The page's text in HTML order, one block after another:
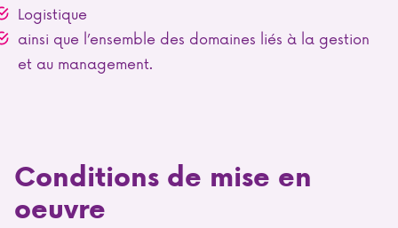
Logistique
ainsi que l’ensemble des domaines liés à la gestion
et au management.
Conditions de mise en
oeuvre